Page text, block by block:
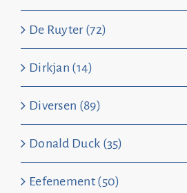
De Ruyter (72)
Dirkjan (14)
Diversen (89)
Donald Duck (35)
Eefenement (50)